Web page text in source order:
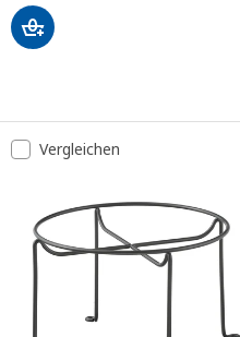
Vergleichen